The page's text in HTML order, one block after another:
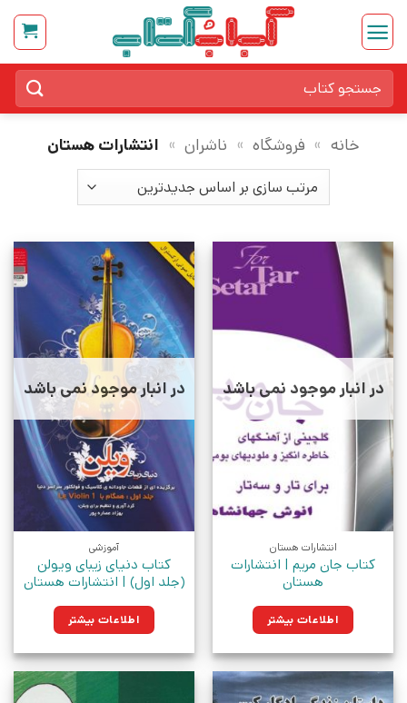
Skip
content
برای:
خانه » فروشگاه » ناشران » انتشارات هستان
در انبار موجود نمی باشد
انتشارات هستان
کتاب جان مریم | انتشارات
هستان
اطلاعات بیشتر
در انبار موجود نمی باشد
آموزشی
کتاب دنیای زیبای ویولن
(جلد اول) | انتشارات هستان
اطلاعات بیشتر